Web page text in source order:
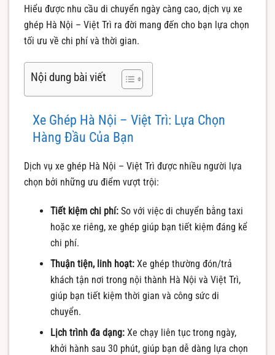
Hiểu được nhu cầu di chuyển ngày càng cao, dịch vụ xe
ghép Hà Nội – Việt Trì ra đời mang đến cho bạn lựa chọn
tối ưu về chi phí và thời gian.
Nội dung bài viết
Xe Ghép Hà Nội – Việt Trì: Lựa Chọn
Hàng Đầu Của Bạn
Dịch vụ xe ghép Hà Nội – Việt Trì được nhiều người lựa
chọn bởi những ưu điểm vượt trội:
Tiết kiệm chi phí:So với việc di chuyển bằng taxi
hoặc xe riêng, xe ghép giúp bạn tiết kiệm đáng kể
chi phí.
Thuận tiện, linh hoạt:Xe ghép thường đón/trả
khách tận nơi trong nội thành Hà Nội và Việt Trì,
giúp bạn tiết kiệm thời gian và công sức di
chuyển.
Lịch trình đa dạng:Xe chạy liên tục trong ngày,
khởi hành sau 30 phút, giúp bạn dễ dàng lựa chọn